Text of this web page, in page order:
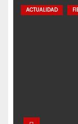
ACTUALIDAD